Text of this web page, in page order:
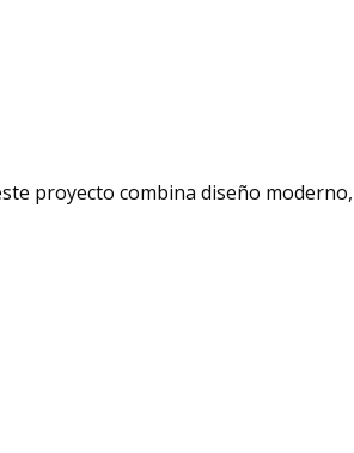
proyecto combina diseño moderno,